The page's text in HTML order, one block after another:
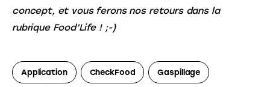
concept, et vous ferons nos retours dans la
rubrique Food’Life ! ;-)
Application CheckFood Gaspillage